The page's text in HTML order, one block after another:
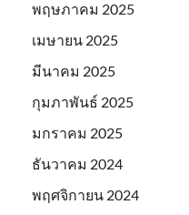
พฤษภาคม 2025
เมษายน 2025
มีนาคม 2025
กุมภาพันธ์ 2025
มกราคม 2025
ธันวาคม 2024
พฤศจิกายน 2024